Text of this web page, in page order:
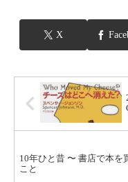
X
10年ひと昔 〜 書店で本を
こと